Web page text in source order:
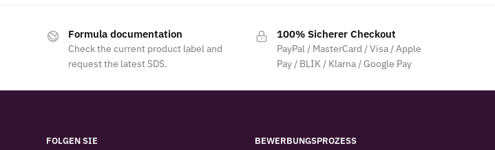
Formula documentation
Check the current product label and
request the latest SDS.
100% Sicherer Checkout
PayPal / MasterCard / Visa / Apple
Pay / BLIK / Klarna / Google Pay
FOLGEN SIE BEWERBUNGSPROZESS